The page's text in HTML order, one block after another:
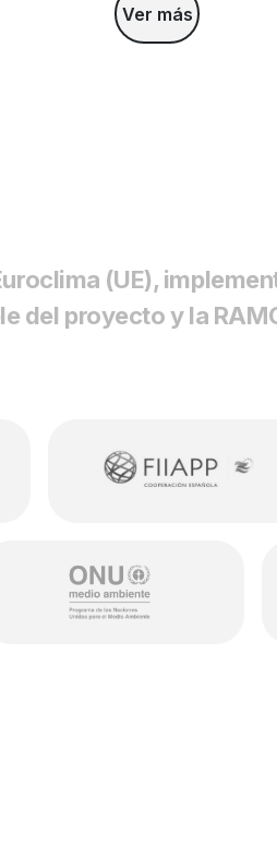
Ver más
(UE),
del proyecto y la